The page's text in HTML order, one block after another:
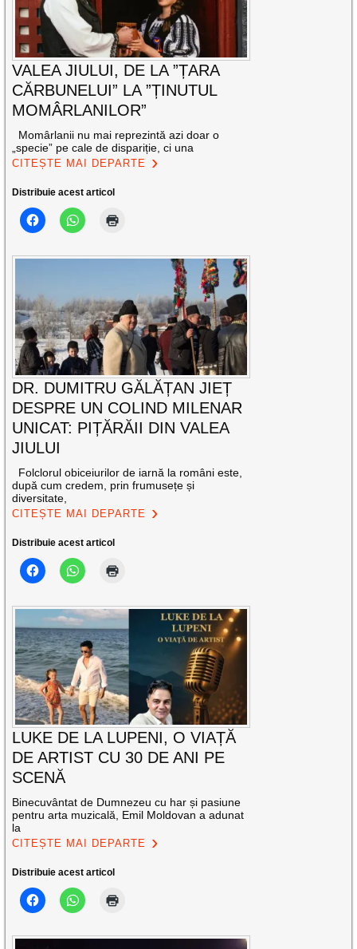
VALEA JIULUI, DE LA ”ȚARA
CĂRBUNELUI” LA ”ȚINUTUL
MOMÂRLANILOR”
Momârlanii nu mai reprezintă azi doar o
„specie” pe cale de dispariție, ci una
CITEȘTE MAI DEPARTE
Distribuie acest articol
DR. DUMITRU GĂLĂȚAN JIEȚ
DESPRE UN COLIND MILENAR
UNICAT: PIȚĂRĂII DIN VALEA
JIULUI
Folclorul obiceiurilor de iarnă la români este,
după cum credem, prin frumusețe și
diversitate,
CITEȘTE MAI DEPARTE
Distribuie acest articol
LUKE DE LA LUPENI, O VIAȚĂ
DE ARTIST CU 30 DE ANI PE
SCENĂ
Binecuvântat de Dumnezeu cu har și pasiune
pentru arta muzicală, Emil Moldovan a adunat
la
CITEȘTE MAI DEPARTE
Distribuie acest articol